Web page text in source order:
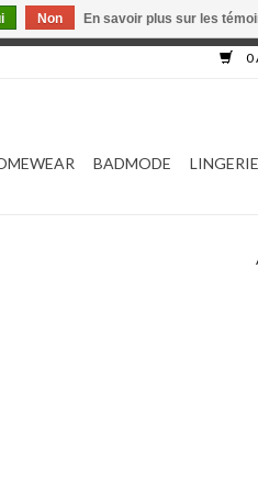
0
BADMODE
Non En savoir plus sur les
ne sera ni traitée, ni